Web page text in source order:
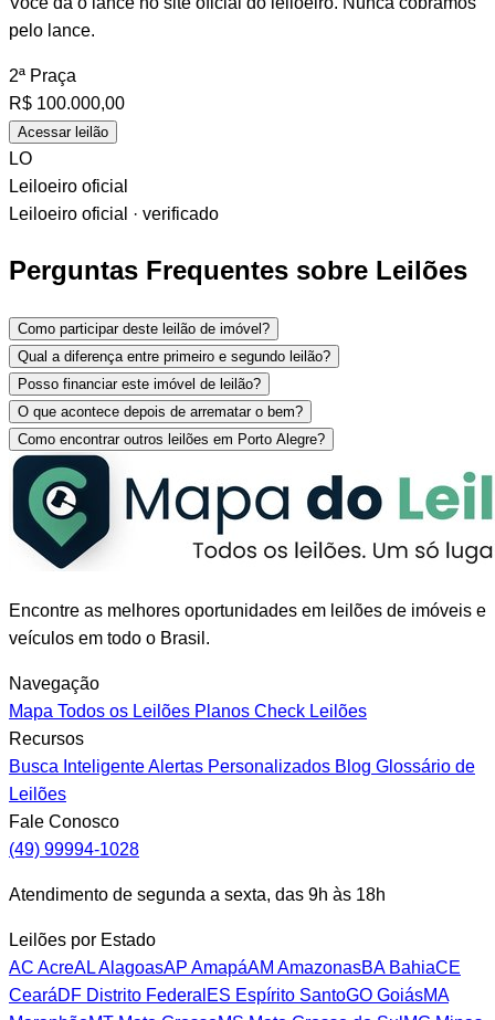
pelo lance.
2ª Praça
R$ 100.000,00
Acessar leilão
LO
Leiloeiro oficial
Leiloeiro oficial · verificado
Perguntas Frequentes sobre Leilões
Como participar deste leilão de imóvel?
Qual a diferença entre primeiro e segundo leilão?
Posso financiar este imóvel de leilão?
O que acontece depois de arrematar o bem?
Como encontrar outros leilões em Porto Alegre?
Encontre as melhores oportunidades em leilões de imóveis e
veículos em todo o Brasil.
Navegação
Mapa Todos os Leilões Planos Check Leilões
Recursos
Busca InteligenteAlertas Personalizados Blog Glossário de
Leilões
Fale Conosco
(49) 99994-1028
Atendimento de segunda a sexta, das 9h às 18h
Leilões por Estado
AC AcreALAlagoasAP AmapáAM AmazonasBABahiaCE
CearáDF Distrito Federal ES Espírito SantoGO GoiásMA